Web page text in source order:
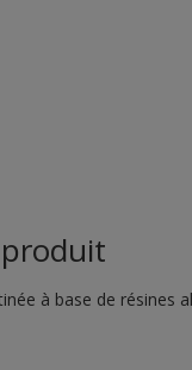
à base de résines